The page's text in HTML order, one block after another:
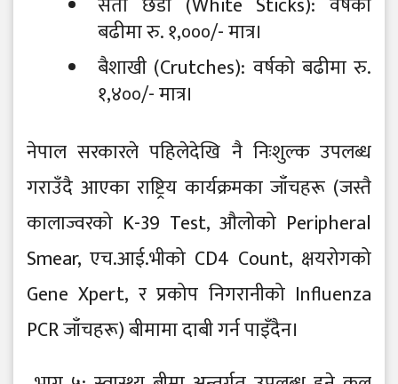
बढीमा रु. १,०००/- मात्र।
बैशाखी (Crutches): वर्षको बढीमा रु.
१,४००/- मात्र।
नेपाल सरकारले पहिलेदेखि नै निःशुल्क उपलब्ध
गराउँदै आएका राष्ट्रिय कार्यक्रमका जाँचहरू (जस्तै
कालाज्वरको K-39 Test, औलोको Peripheral
Smear, एच.आई.भीको CD4 Count, क्षयरोगको
Gene Xpert, र प्रकोप निगरानीको Influenza
PCR जाँचहरू) बीमामा दाबी गर्न पाइँदैन।